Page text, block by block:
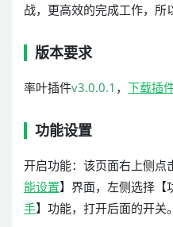
战，更高效的完成工作，所
版本要求
率叶插件v3.0.0.1 ， 下载插
功能设置
开启功能：该页面右上侧点
能设置】界面，左侧选择【
手】功能，打开后面的开关。